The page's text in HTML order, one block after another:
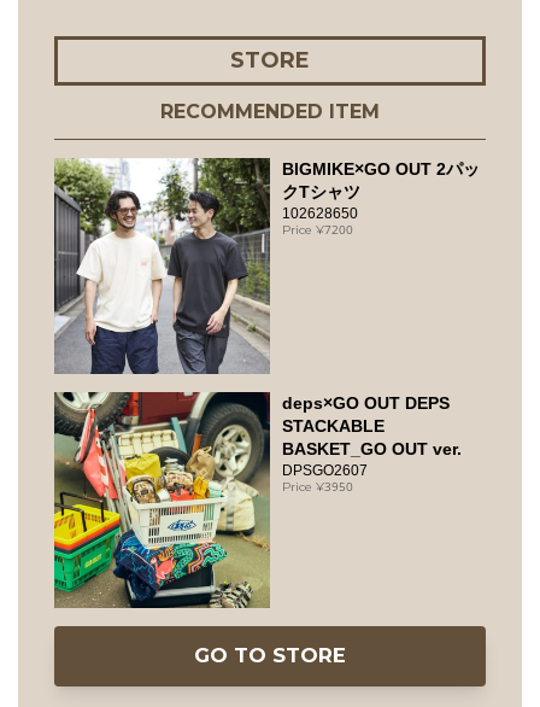
STORE
RECOMMENDED ITEM
BIGMIKE×GO OUT 2パッ
クTシャツ
102628650
7200
deps×GO OUT DEPS
STACKABLE
BASKET_GO OUT ver.
DPSGO2607
3950
GO TO STORE